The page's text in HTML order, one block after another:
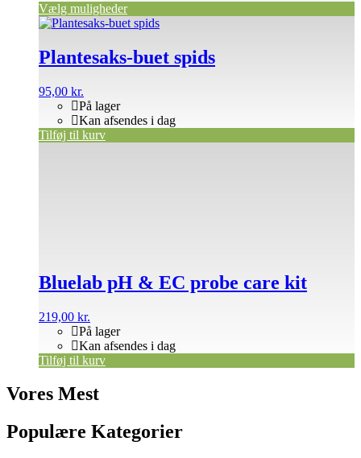
Vælg muligheder
Plantesaks-buet spids
95,00 kr.
På lager
Kan afsendes i dag
Tilføj til kurv
Bluelab pH & EC probe care kit
219,00 kr.
På lager
Kan afsendes i dag
Tilføj til kurv
Vores Mest
Populære Kategorier